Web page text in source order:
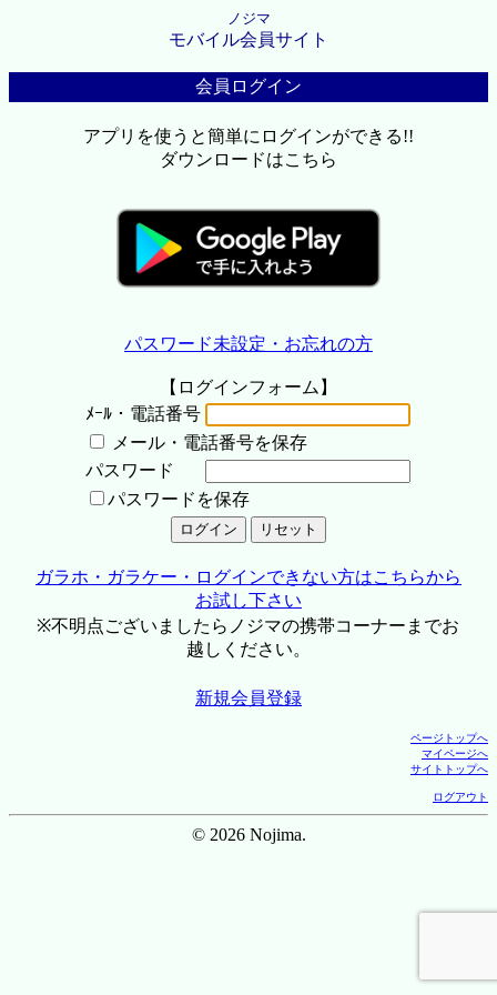
ノジマ
モバイル会員サイト
会員ログイン
アプリを使うと簡単にログインができる!!
ダウンロードはこちら
パスワード未設定・お忘れの方
【ログインフォーム】
ﾒｰﾙ・電話番号
メール・電話番号を保存
パスワード
パスワードを保存
ガラホ・ガラケー・ログインできない方はこちらから
お試し下さい
※不明点ございましたらノジマの携帯コーナーまでお
越しください。
新規会員登録
ページトップへ
マイページへ
サイトトップへ
ログアウト
© 2026 Nojima.